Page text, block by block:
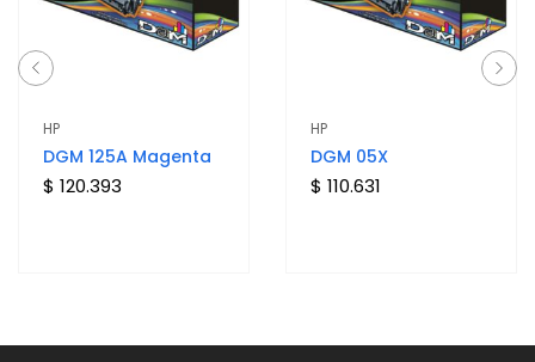
HP
DGM 125A Magenta
$ 120.393
HP
DGM 05X
$ 110.631